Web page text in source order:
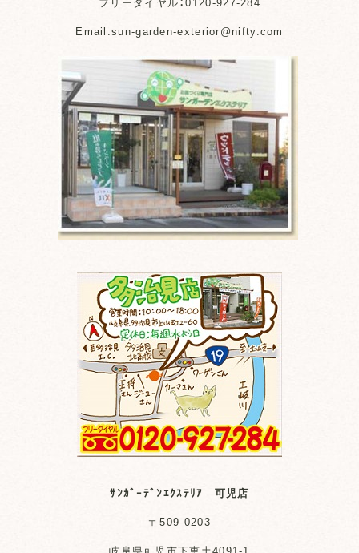
Email:sun-garden-exterior@nifty.com
ｻﾝｶﾞｰﾃﾞﾝｴｸｽﾃﾘｱ 可児店
〒509-0203
岐阜県可児市下恵土4091-1